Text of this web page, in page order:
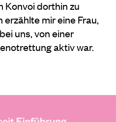
Konvoi dorthin zu
mir eine Frau,
uns, von einer
aktiv war.